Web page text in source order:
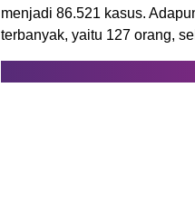
menjadi 86.521 kasus.
terbanyak, yaitu 127 orang,